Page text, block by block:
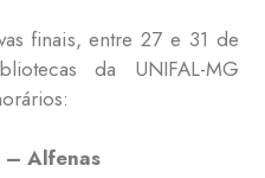
finais, entre 27 e 31 de
da UNIFAL-MG
Alfenas